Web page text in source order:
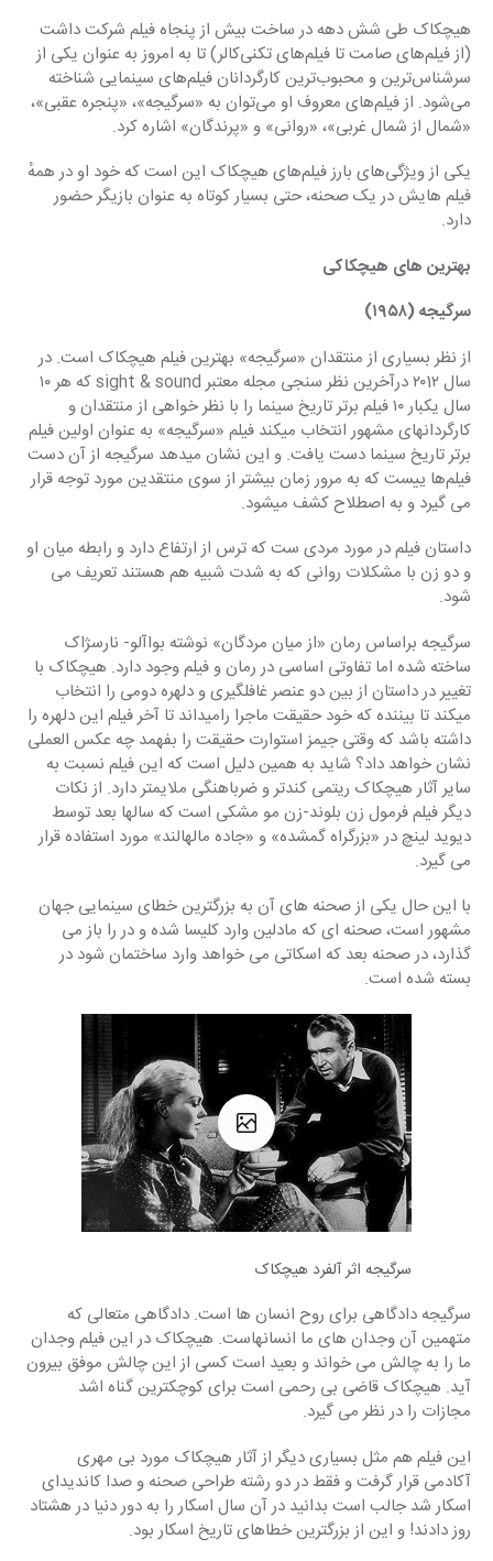
هیچکاک طی شش دهه در ساخت بیش از پنجاه فیلم شرکت داشت
(از فیلم‌های صامت تا فیلم‌های تکنی‌کالر) تا به امروز به عنوان یکی از
سرشناس‌ترین و محبوب‌ترین کارگردانان فیلم‌های سینمایی شناخته
می‌شود. از فیلم‌های معروف او می‌توان به «سرگیجه»، «پنجره عقبی»،
«شمال از شمال غربی»، «روانی» و «پرندگان» اشاره کرد.
یکی از ویژگی‌های بارز فیلم‌های هیچکاک این است که خود او در همهٔ
فیلم هایش در یک صحنه، حتی بسیار کوتاه به عنوان بازیگر حضور
دارد.
بهترین های هیچکاکی
سرگیجه (۱۹۵۸)
از نظر بسیاری از منتقدان «سرگیجه» بهترین فیلم هیچکاک است. در
سال یکبار ۱۰ فیلم برتر تاریخ سینما را با نظر خواهی از منتقدان و
کارگردانهای مشهور انتخاب میکند فیلم «سرگیجه» به عنوان اولین فیلم
برتر تاریخ سینما دست یافت. و این نشان میدهد سرگیجه از آن دست
فیلم‌ها ییست که به مرور زمان بیشتر از سوی منتقدین مورد توجه قرار
می گیرد و به اصطلاح کشف میشود.
داستان فیلم در مورد مردی ست که ترس از ارتفاع دارد و رابطه میان او
و دو زن با مشکلات روانی که به شدت شبیه هم هستند تعریف می
شود.
سرگیجه براساس رمان «از میان مردگان» نوشته بواآلو- نارسژاک
ساخته شده اما تفاوتی اساسی در رمان و فیلم وجود دارد. هیچکاک با
تغییر در داستان از بین دو عنصر غافلگیری و دلهره دومی را انتخاب
میکند تا بیننده که خود حقیقت ماجرا رامیداند تا آخر فیلم این دلهره را
داشته باشد که وقتی جیمز استوارت حقیقت را بفهمد چه عکس العملی
نشان خواهد داد؟ شاید به همین دلیل است که این فیلم نسبت به
سایر آثار هیچکاک ریتمی کندتر و ضرباهنگی ملایمتر دارد. از نکات
دیگر فیلم فرمول زن بلوند-زن مو مشکی است که سالها بعد توسط
دیوید لینچ در «بزرگراه گمشده» و «جاده مالهالند» مورد استفاده قرار
می گیرد.
با این حال یکی از صحنه های آن به بزرگترین خطای سینمایی جهان
مشهور است، صحنه ای که مادلین وارد کلیسا شده و در را باز می
گذارد، در صحنه بعد که اسکاتی می خواهد وارد ساختمان شود در
بسته شده است.
سرگیجه اثر آلفرد هیچکاک
سرگیجه دادگاهی برای روح انسان ها است. دادگاهی متعالی که
متهمین آن وجدان های ما انسانهاست. هیچکاک در این فیلم وجدان
ما را به چالش می خواند و بعید است کسی از این چالش موفق بیرون
آید. هیچکاک قاضی بی رحمی است برای کوچکترین گناه اشد
مجازات را در نظر می گیرد.
این فیلم هم مثل بسیاری دیگر از آثار هیچکاک مورد بی مهری
آکادمی قرار گرفت و فقط در دو رشته طراحی صحنه و صدا کاندیدای
اسکار شد جالب است بدانید در آن سال اسکار را به دور دنیا در هشتاد
روز دادند! و این از بزرگترین خطاهای تاریخ اسکار بود.